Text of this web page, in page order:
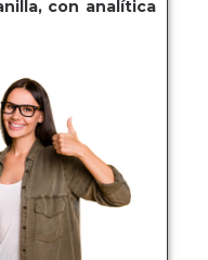
con analítica